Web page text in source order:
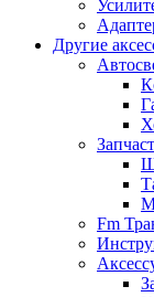
Другие
Fm